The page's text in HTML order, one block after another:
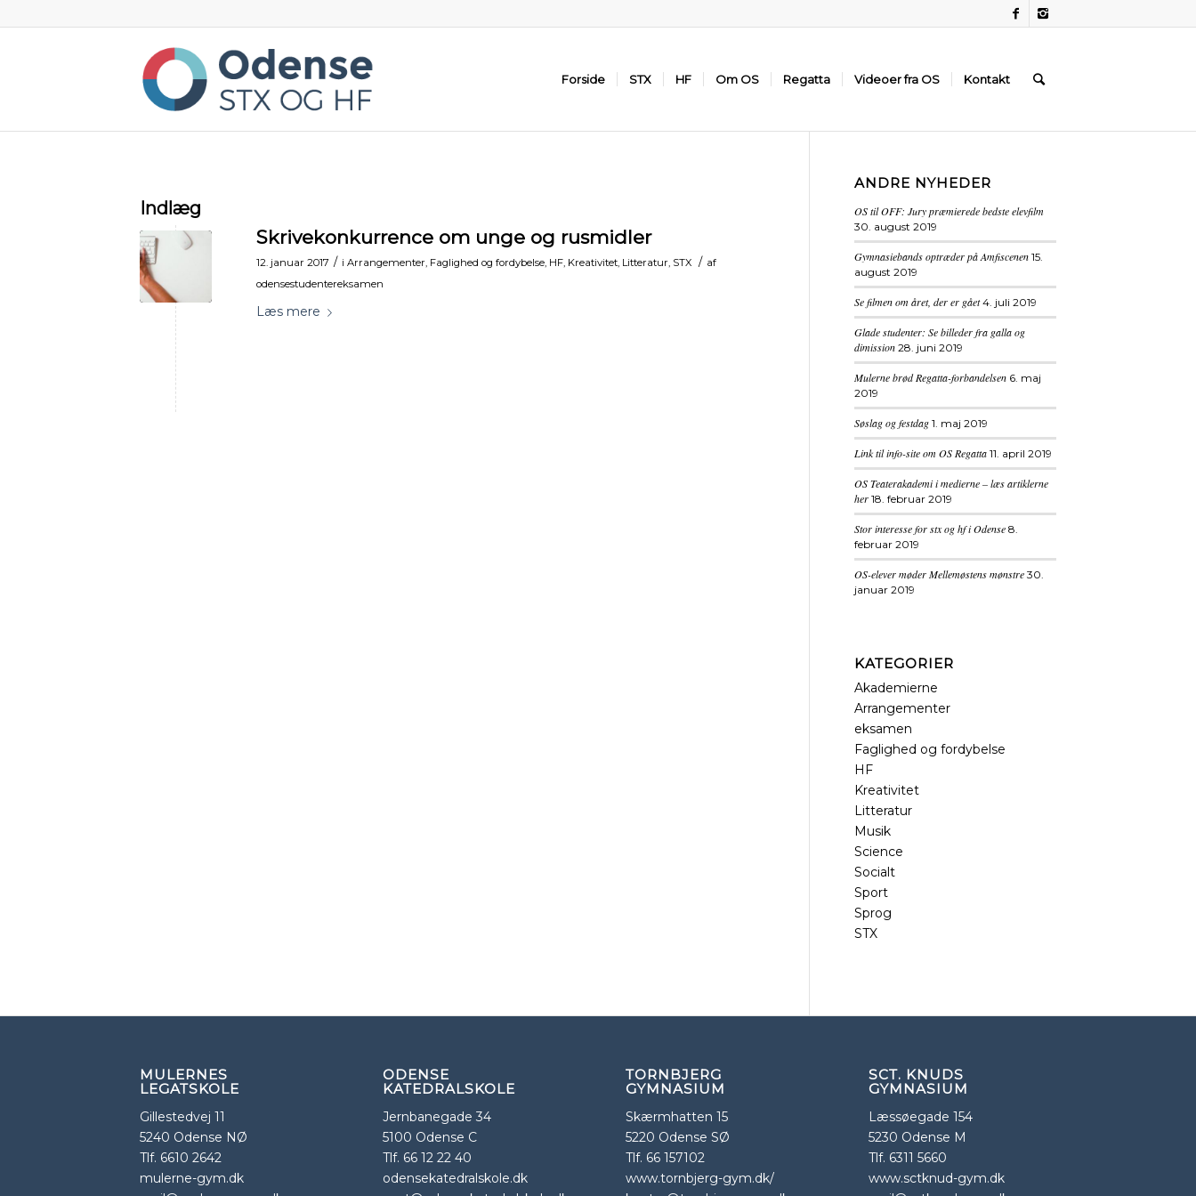
Forside STX HF Om OS Regatta Videoer fra OS Kontakt
Indlæg
Skrivekonkurrence om unge og rusmidler
12. januar 2017 / i Arrangementer, Faglighed og fordybelse, HF, Kreativitet, Litteratur, STX / af
odensestudentereksamen
Læs mere
ANDRE NYHEDER
OS til OFF: Jury præmierede bedste elevfilm
30. august 2019
Gymnasiebands optræder på Amfiscenen 15.
august 2019
Se filmen om året, der er gået 4. juli 2019
Glade studenter: Se billeder fra galla og
dimission 28. juni 2019
Mulerne brød Regatta-forbandelsen 6. maj
2019
Søslag og festdag 1. maj 2019
Link til info-site om OS Regatta 11. april 2019
OS Teaterakademi i medierne – læs artiklerne
her 18. februar 2019
Stor interesse for stx og hf i Odense 8.
februar 2019
OS-elever møder Mellemøstens mønstre 30.
januar 2019
KATEGORIER
Akademierne
Arrangementer
eksamen
Faglighed og fordybelse
HF
Kreativitet
Litteratur
Musik
Science
Socialt
Sport
Sprog
STX
MULERNES
LEGATSKOLE
Gillestedvej 11
5240 Odense NØ
Tlf. 6610 2642
mulerne-gym.dk
ODENSE
KATEDRALSKOLE
Jernbanegade 34
5100 Odense C
Tlf. 66 12 22 40
odensekatedralskole.dk
TORNBJERG
GYMNASIUM
Skærmhatten 15
5220 Odense SØ
Tlf. 66 157102
www.tornbjerg-gym.dk/
SCT. KNUDS
GYMNASIUM
Læssøegade 154
5230 Odense M
Tlf. 6311 5660
www.sctknud-gym.dk